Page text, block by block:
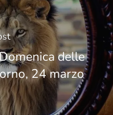
delle
24 marzo